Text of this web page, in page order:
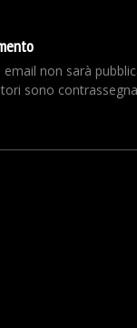
email non sarà
sono